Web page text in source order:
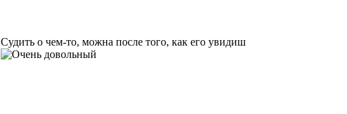
Судить о чем-то, можна после того, как его увидиш